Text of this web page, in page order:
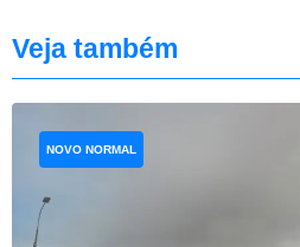
Veja também
NOVO NORMAL